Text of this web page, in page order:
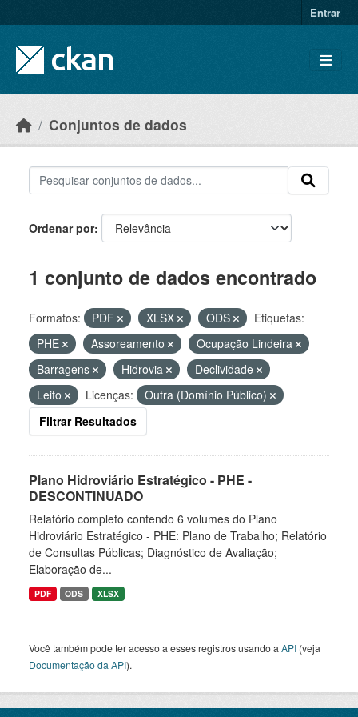
Entrar
Conjuntos de dados
Ordenar por
1 conjunto de dados encontrado
Formatos: PDF XLSX ODS
Etiquetas:
PHE
Assoreamento
Ocupação Lindeira
Barragens
Hidrovia
Declividade
Leito
Licenças:
Outra (Domínio Público)
Filtrar Resultados
Plano Hidroviário Estratégico - PHE -
DESCONTINUADO
Relatório completo contendo 6 volumes do Plano
Hidroviário Estratégico - PHE: Plano de Trabalho; Relatório
de Consultas Públicas; Diagnóstico de Avaliação;
Elaboração de...
PDF ODS XLSX
Você também pode ter acesso a esses registros usando a API (veja
Documentação da API).